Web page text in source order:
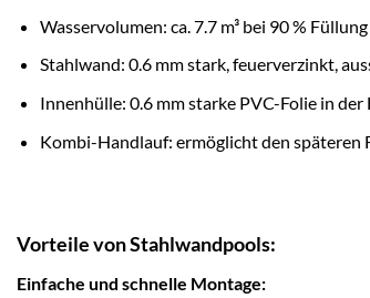
Wasservolumen: ca. 7.7 m³ bei 90 % Füllung
Stahlwand: 0.6 mm stark, feuerverzinkt,
Innenhülle: 0.6 mm starke PVC-Folie in
Kombi-Handlauf: ermöglicht den späteren
Vorteile von Stahlwandpools:
Einfache und schnelle Montage: